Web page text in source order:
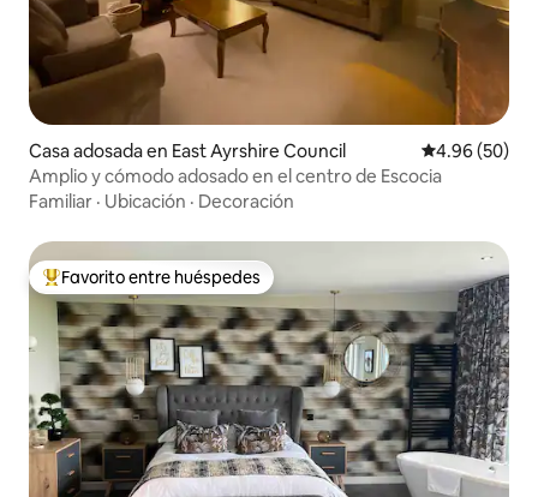
Casa adosada en East Ayrshire Council Calificación
4.96 (50)
Amplio y cómodo adosado en el centro de Escocia
Familiar · Ubicación · Decoración
Favorito entre huéspedes preferido
Favorito entre huéspedes